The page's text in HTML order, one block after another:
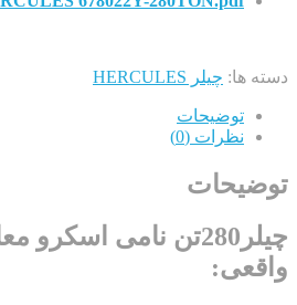
چیلر HERCULES
(0)